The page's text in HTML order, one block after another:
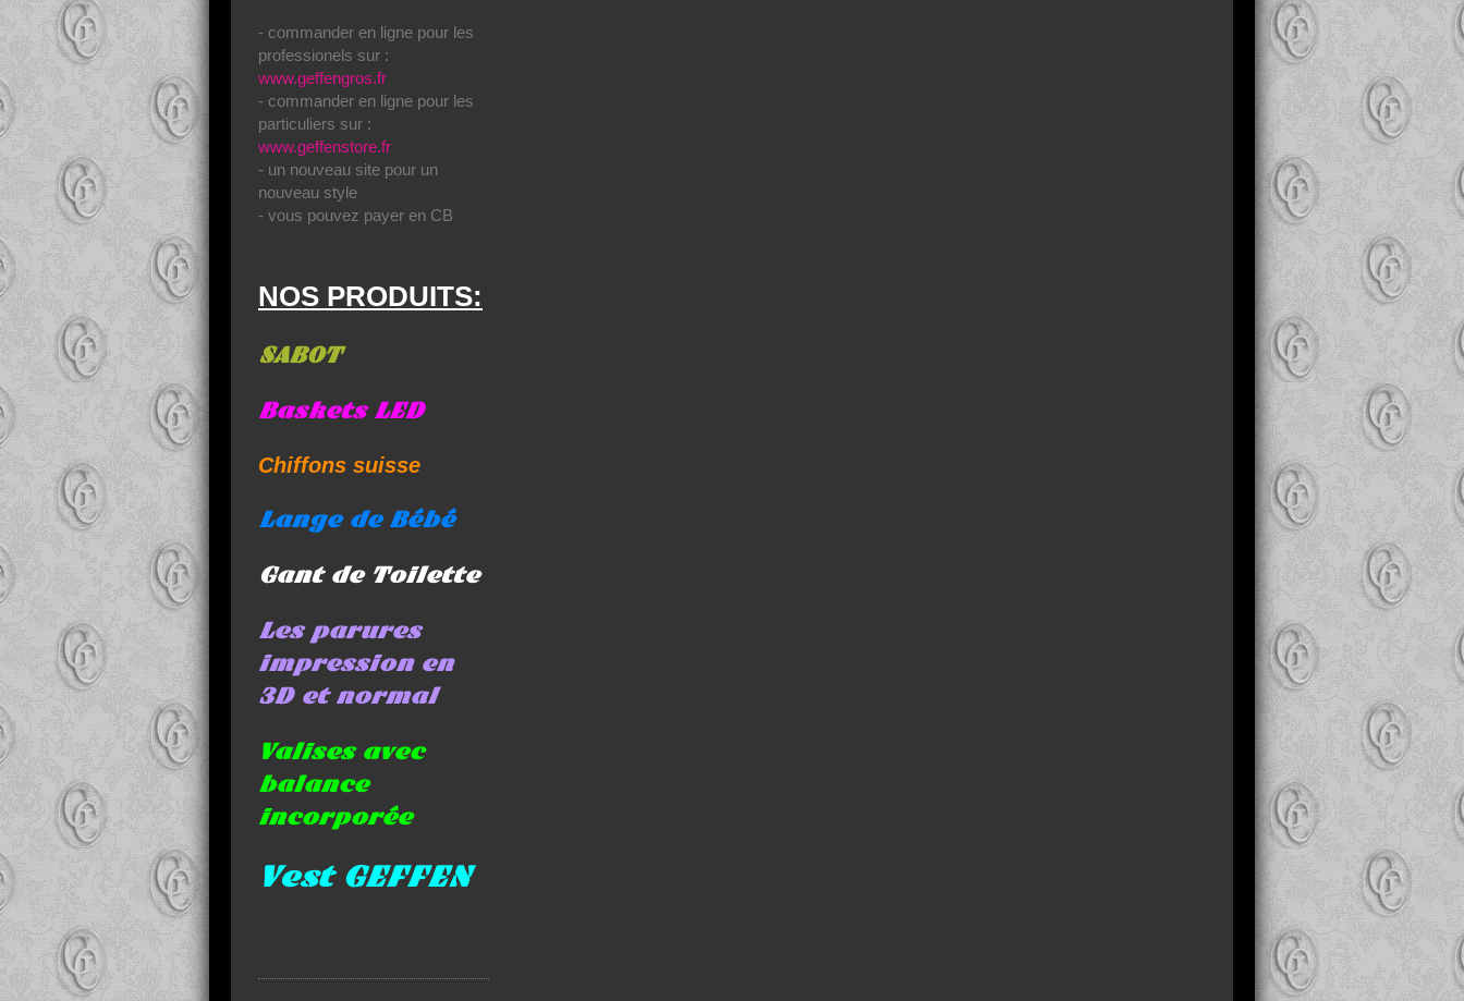
- commander en ligne pour les
professionels sur :
www.geffengros.fr
- commander en ligne pour les
particuliers sur :
www.geffenstore.fr
- un nouveau site pour un
nouveau style
- vous pouvez payer en CB
NOS PRODUITS:
SABOT
Baskets LED
Chiffons suisse
Lange de Bébé
Gant de Toilette
Les parures
impression en
3D et normal
Valises avec
balance
incorporée
Vest GEFFEN